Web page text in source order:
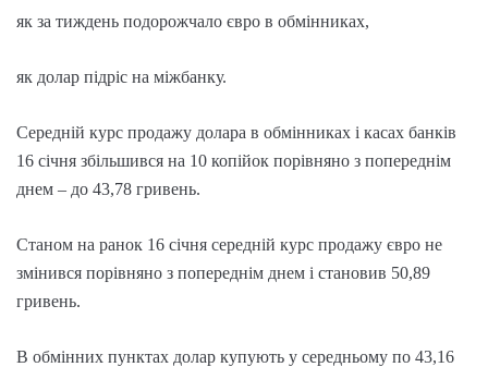
як за тиждень подорожчало євро в обмінниках,
як долар підріс на міжбанку.
Середній курс продажу долара в обмінниках і касах банків
16 січня збільшився на 10 копійок порівняно з попереднім
днем – до 43,78 гривень.
Станом на ранок 16 січня середній курс продажу євро не
змінився порівняно з попереднім днем і становив 50,89
гривень.
В обмінних пунктах долар купують у середньому по 43,16